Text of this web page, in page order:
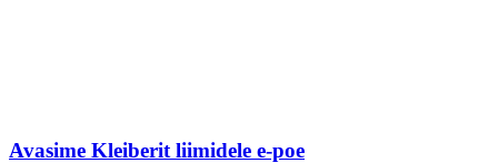
Avasime Kleiberit liimidele e-poe